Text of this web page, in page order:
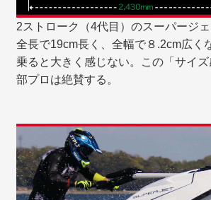
2ストローク（4代目）のスーパージェ
全長で19cm長く、全幅で８.2cm広く
乗ると大きく感じない。この「サイ
部プロは絶賛する。